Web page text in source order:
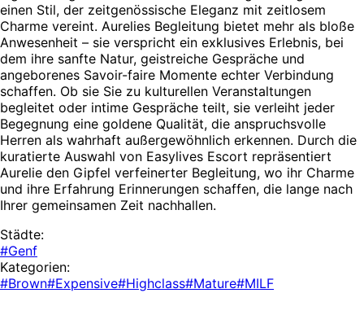
einen Stil, der zeitgenössische Eleganz mit zeitlosem
Charme vereint. Aurelies Begleitung bietet mehr als bloße
Anwesenheit – sie verspricht ein exklusives Erlebnis, bei
dem ihre sanfte Natur, geistreiche Gespräche und
angeborenes Savoir-faire Momente echter Verbindung
schaffen. Ob sie Sie zu kulturellen Veranstaltungen
begleitet oder intime Gespräche teilt, sie verleiht jeder
Begegnung eine goldene Qualität, die anspruchsvolle
Herren als wahrhaft außergewöhnlich erkennen. Durch die
kuratierte Auswahl von Easylives Escort repräsentiert
Aurelie den Gipfel verfeinerter Begleitung, wo ihr Charme
und ihre Erfahrung Erinnerungen schaffen, die lange nach
Ihrer gemeinsamen Zeit nachhallen.
Städte:
#Genf
Kategorien:
#Brown#Expensive#Highclass#Mature#MILF